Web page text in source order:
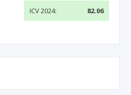
ICV 2024: 82.06